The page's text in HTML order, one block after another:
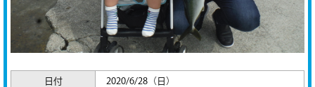
日付 2020/6/28（日）